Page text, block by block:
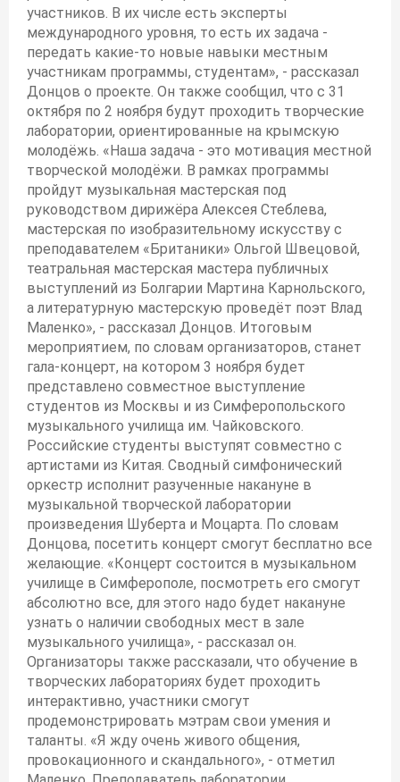
участников. В их числе есть эксперты
международного уровня, то есть их задача -
передать какие-то новые навыки местным
участникам программы, студентам», - рассказал
Донцов о проекте. Он также сообщил, что с 31
октября по 2 ноября будут проходить творческие
лаборатории, ориентированные на крымскую
молодёжь. «Наша задача - это мотивация местной
творческой молодёжи. В рамках программы
пройдут музыкальная мастерская под
руководством дирижёра Алексея Стеблева,
мастерская по изобразительному искусству с
преподавателем «Британики» Ольгой Швецовой,
театральная мастерская мастера публичных
выступлений из Болгарии Мартина Карнольского,
а литературную мастерскую проведёт поэт Влад
Маленко», - рассказал Донцов. Итоговым
мероприятием, по словам организаторов, станет
гала-концерт, на котором 3 ноября будет
представлено совместное выступление
студентов из Москвы и из Симферопольского
музыкального училища им. Чайковского.
Российские студенты выступят совместно с
артистами из Китая. Сводный симфонический
оркестр исполнит разученные накануне в
музыкальной творческой лаборатории
произведения Шуберта и Моцарта. По словам
Донцова, посетить концерт смогут бесплатно все
желающие. «Концерт состоится в музыкальном
училище в Симферополе, посмотреть его смогут
абсолютно все, для этого надо будет накануне
узнать о наличии свободных мест в зале
музыкального училища», - рассказал он.
Организаторы также рассказали, что обучение в
творческих лабораториях будет проходить
интерактивно, участники смогут
продемонстрировать мэтрам свои умения и
таланты. «Я жду очень живого общения,
провокационного и скандального», - отметил